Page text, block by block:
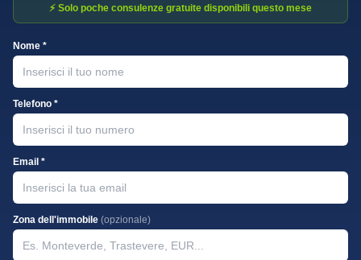
⚡ Solo poche consulenze gratuite disponibili questo mese
Nome *
Telefono *
Email *
Zona dell'immobile (opzionale)